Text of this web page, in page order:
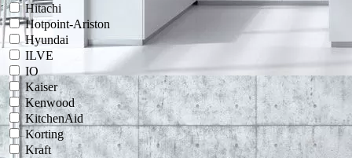
Hitachi
Hotpoint-Ariston
Hyundai
ILVE
IO
Kaiser
Kenwood
KitchenAid
Korting
Kraft